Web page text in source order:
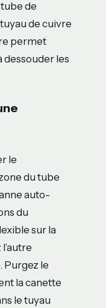
de
de cuivre
permet
dessouder les
le
du tube
auto-
du
sur la
Purgez le
la canette
le tuyau